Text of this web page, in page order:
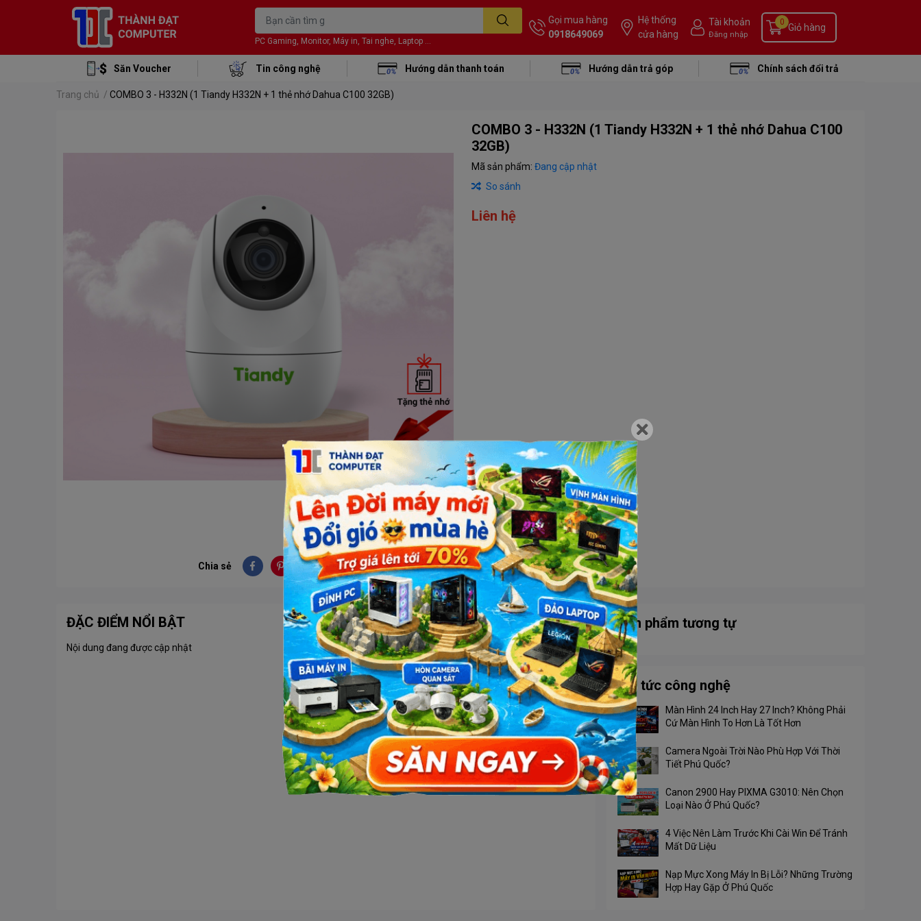
PC Gaming, Monitor, Máy in, Tai nghe, Laptop ...
Gọi mua hàng
0918649069
Hệ thống
cửa hàng
Tài khoản
Đăng nhập
Giỏ hàng
0
Săn Voucher Tin công nghệ Hướng dẫn thanh toán Hướng dẫn trả góp Chính sách đổi trả
Trang chủ / COMBO 3 - H332N (1 Tiandy H332N + 1 thẻ nhớ Dahua C100 32GB)
Chia sẻ
COMBO 3 - H332N (1 Tiandy H332N + 1 thẻ nhớ Dahua C100
32GB)
Mã sản phẩm: Đang cập nhật
So sánh
Liên hệ
ĐẶC ĐIỂM NỔI BẬT
Nội dung đang được cập nhật
Sản phẩm tương tự
Tin tức công nghệ
Màn Hình 24 Inch Hay 27 Inch? Không Phải
Cứ Màn Hình To Hơn Là Tốt Hơn
Camera Ngoài Trời Nào Phù Hợp Với Thời
Tiết Phú Quốc?
Canon 2900 Hay PIXMA G3010: Nên Chọn
Loại Nào Ở Phú Quốc?
4 Việc Nên Làm Trước Khi Cài Win Để Tránh
Mất Dữ Liệu
Nạp Mực Xong Máy In Bị Lỗi? Những Trường
Hợp Hay Gặp Ở Phú Quốc